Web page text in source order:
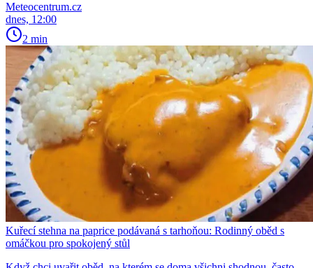
Meteocentrum.cz
dnes, 12:00
2 min
Kuřecí stehna na paprice podávaná s tarhoňou: Rodinný oběd s
omáčkou pro spokojený stůl